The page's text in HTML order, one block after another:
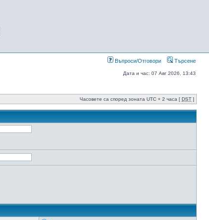
Въпроси/Отговори Търсене
Дата и час: 07 Авг 2026, 13:43
Часовете са според зоната UTC + 2 часа [ DST ]